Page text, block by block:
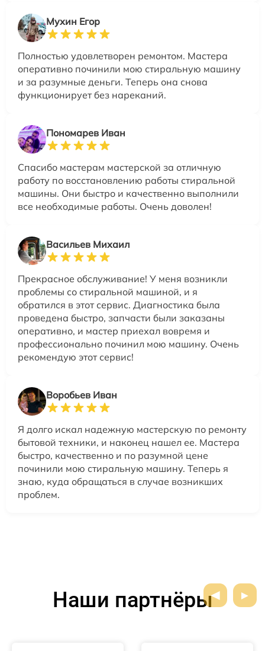
Мухин Егор
Полностью удовлетворен ремонтом. Мастера
оперативно починили мою стиральную машину
и за разумные деньги. Теперь она снова
функционирует без нареканий.
Пономарев Иван
Спасибо мастерам мастерской за отличную
работу по восстановлению работы стиральной
машины. Они быстро и качественно выполнили
все необходимые работы. Очень доволен!
Васильев Михаил
Прекрасное обслуживание! У меня возникли
проблемы со стиральной машиной, и я
обратился в этот сервис. Диагностика была
проведена быстро, запчасти были заказаны
оперативно, и мастер приехал вовремя и
профессионально починил мою машину. Очень
рекомендую этот сервис!
Воробьев Иван
Я долго искал надежную мастерскую по ремонту
бытовой техники, и наконец нашел ее. Мастера
быстро, качественно и по разумной цене
починили мою стиральную машину. Теперь я
знаю, куда обращаться в случае возникших
проблем.
Наши партнёры